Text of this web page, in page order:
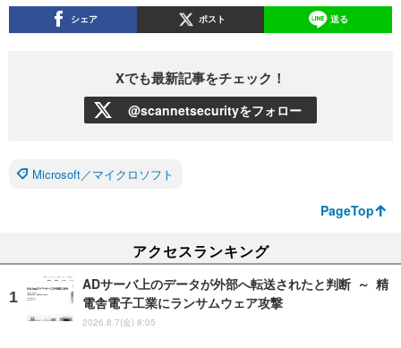
シェア ポスト 送る
Xでも最新記事をチェック！
@scannetsecurityをフォロー
Microsoft／マイクロソフト
PageTop
アクセスランキング
ADサーバ上のデータが外部へ転送されたと判断 ～ 精
電舎電子工業にランサムウェア攻撃
2026.8.7(金) 8:05